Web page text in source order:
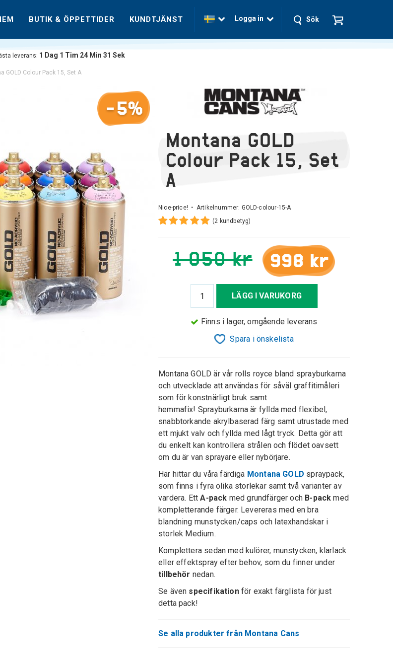
BUTIK & ÖPPETTIDER KUNDTJÄNST Logga in Sök
leverans: 1 Dag 1 Tim 24Min 30 Sek
GOLD Colour Pack 15, Set A
-5%
Montana GOLD
Colour Pack 15, Set
A
Nice-price! • Artikelnummer: GOLD-colour-15-A
(2 kundbetyg)
1 050 kr 998 kr
LÄGG I VARUKORG
Finns i lager, omgående leverans
Spara i önskelista
Montana GOLD är vår rolls royce bland sprayburkarna
och utvecklade att användas för såväl graffitimåleri
som för konstnärligt bruk samt
hemmafix! Sprayburkarna är fyllda med flexibel,
snabbtorkande akrylbaserad färg samt utrustade med
ett mjukt valv och fyllda med lågt tryck. Detta gör att
du enkelt kan kontrollera strålen och flödet oavsett
om du är van sprayare eller nybörjare.
Här hittar du våra färdiga Montana GOLD spraypack,
som finns i fyra olika storlekar samt två varianter av
vardera. EttA-pack med grundfärger och B-pack med
kompletterande färger. Levereras med en bra
blandning munstycken/caps och latexhandskar i
storlek Medium.
Komplettera sedan med kulörer, munstycken, klarlack
eller effektspray efter behov, som du finner under
tillbehör nedan.
Se även specifikationför exakt färglista för just
detta pack!
Se alla produkter från Montana Cans